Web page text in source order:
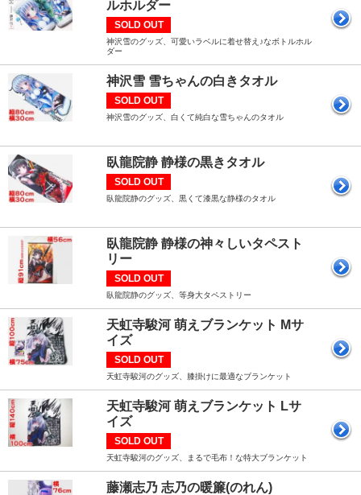
ルホルダー
SOLD OUT
神沢雪のグッズ、可愛いラベルに着せ替え♪なボトルホル
ダー
神沢雪 雪ちゃんの白きタオル
SOLD OUT
神沢雪のグッズ、白くて純白な雪ちゃんのタオル
臥龍院静 静様の黒きタオル
SOLD OUT
臥龍院静のグッズ、黒くて漆黒な静様のタオル
臥龍院静 静様の神々しいタペスト
リー
SOLD OUT
臥龍院静のグッズ、等身大タペストリー
天虹寺駿河 萌えブランケット Mサ
イズ
SOLD OUT
天虹寺駿河のグッズ、膝掛けに最適なブランケット
天虹寺駿河 萌えブランケット Lサ
イズ
SOLD OUT
天虹寺駿河のグッズ、まるで毛布！な特大ブランケット
藤瀬志乃 志乃の暖簾(のれん)